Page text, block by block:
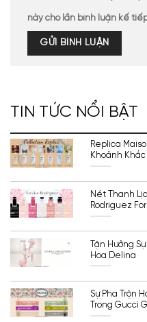
này cho lần bình luận kế
TIN TỨC NỔI BẬT
Replica
Khoảnh Khắc
Nét Thanh
Rodriguez
Tận Hưởng
Hoa Delina
Sự Pha Trộn
Trong Gucci